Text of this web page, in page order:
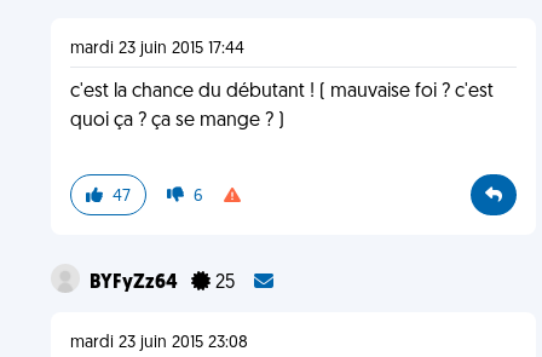
mardi 23 juin 2015 17:44
c'est la chance du débutant ! ( mauvaise foi ? c'est
quoi ça ? ça se mange ? )
47 6
BYFyZz64 25
mardi 23 juin 2015 23:08